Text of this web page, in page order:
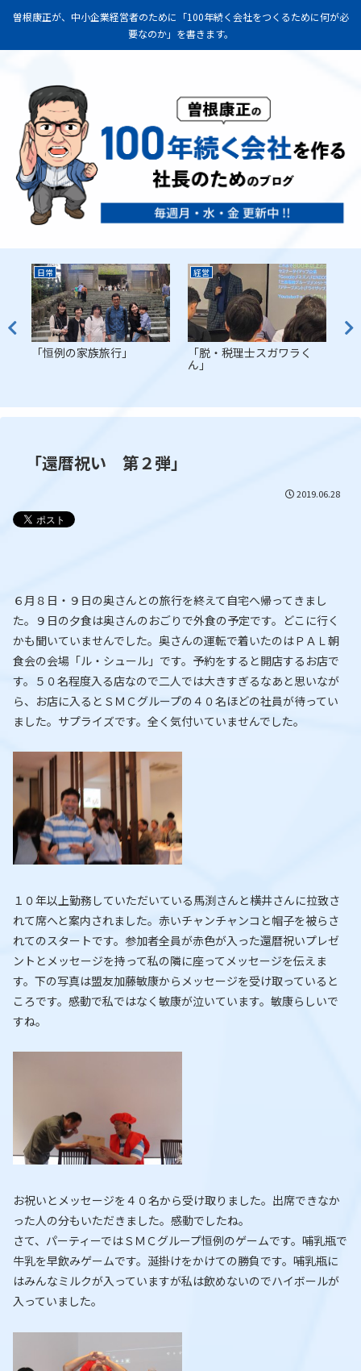
曽根康正が、中小企業経営者のために「100年続く会社をつくるために何が必
要なのか」を書きます。
日常
「恒例の家族旅行」
経営
「脱・税理士スガワラく
ん」
「還暦祝い 第２弾」
2019.06.28
６月８日・９日の奥さんとの旅行を終えて自宅へ帰ってきまし
た。９日の夕食は奥さんのおごりで外食の予定です。どこに行く
かも聞いていませんでした。奥さんの運転で着いたのはＰＡＬ朝
食会の会場「ル・シュール」です。予約をすると開店するお店で
す。５０名程度入る店なので二人では大きすぎるなあと思いなが
ら、お店に入るとＳＭＣグループの４０名ほどの社員が待ってい
ました。サプライズです。全く気付いていませんでした。
１０年以上勤務していただいている馬渕さんと横井さんに拉致さ
れて席へと案内されました。赤いチャンチャンコと帽子を被らさ
れてのスタートです。参加者全員が赤色が入った還暦祝いプレゼ
ントとメッセージを持って私の隣に座ってメッセージを伝えま
す。下の写真は盟友加藤敏康からメッセージを受け取っていると
ころです。感動で私ではなく敏康が泣いています。敏康らしいで
すね。
お祝いとメッセージを４０名から受け取りました。出席できなか
った人の分もいただきました。感動でしたね。
さて、パーティーではＳＭＣグループ恒例のゲームです。哺乳瓶で
牛乳を早飲みゲームです。涎掛けをかけての勝負です。哺乳瓶に
はみんなミルクが入っていますが私は飲めないのでハイボールが
入っていました。